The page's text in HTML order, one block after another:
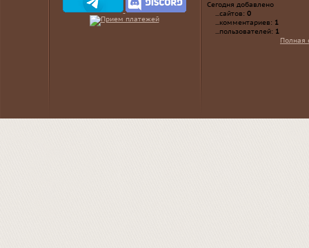
Сегодня добавлено
...сайтов: 0
...комментариев: 1
...пользователей: 1
Полная